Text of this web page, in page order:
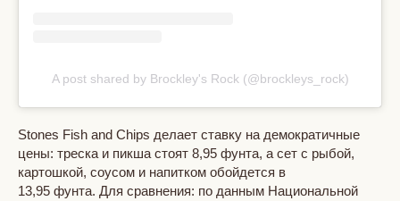
A post shared by Brockley's Rock (@brockleys_rock)
Stones Fish and Chips делает ставку на демократичные
цены: треска и пикша стоят 8,95 фунта, а сет с рыбой,
картошкой, соусом и напитком обойдется в
13,95 фунта. Для сравнения: по данным Национальной